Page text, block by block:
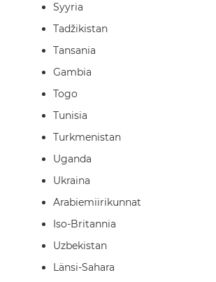
Syyria
Tadžikistan
Tansania
Gambia
Togo
Tunisia
Turkmenistan
Uganda
Ukraina
Arabiemiirikunnat
Iso-Britannia
Uzbekistan
Länsi-Sahara